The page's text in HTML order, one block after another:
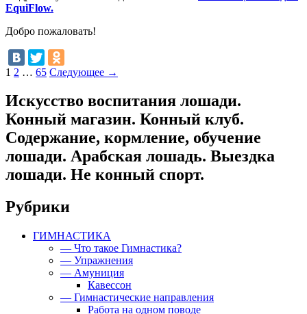
EquiFlow.
Добро пожаловать!
Навигация
по
записям
1 2 … 65 Следующее →
Искусство воспитания лошади.
Конный магазин. Конный клуб.
Содержание, кормление, обучение
лошади. Арабская лошадь. Выездка
лошади. Не конный спорт.
Рубрики
ГИМНАСТИКА
— Что такое Гимнастика?
— Упражнения
— Амуниция
Кавессон
— Гимнастические направления
Работа на одном поводе